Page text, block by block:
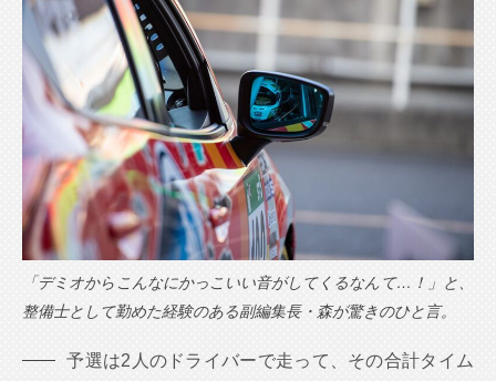
「デミオからこんなにかっこいい音がしてくるなんて…！」と、
整備士として勤めた経験のある副編集長・森が驚きのひと言。
予選は2人のドライバーで走って、その合計タイム